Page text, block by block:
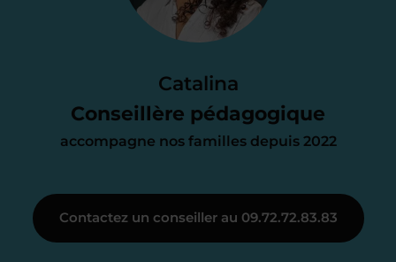
Catalina
Conseillère pédagogique
accompagne nos familles depuis 2022
parfait. À partir de maintenant nous
nous occupons de tout.
Je vous présente votre
Contactez un conseiller au 09.72.72.83.83